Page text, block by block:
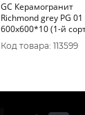
GC Керамогранит
Richmond grey PG 01
600х600*10 (1-й
Код товара: 113599